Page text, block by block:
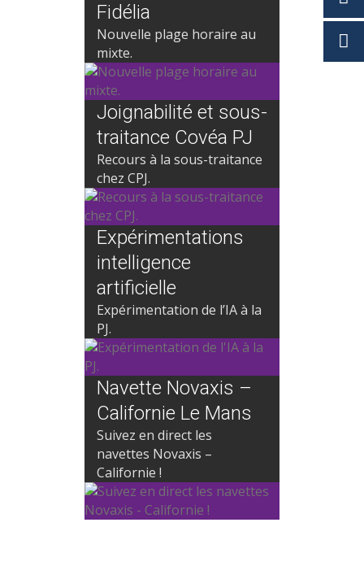
Fidélia
Nouvelle plage horaire au
mixte.
Joignabilité et sous-
traitance Covéa PJ
Recours à la sous-traitance
chez CPJ.
Expérimentations
intelligence
artificielle
Expérimentation de l’IA à la
PJ.
Navette Novaxis –
Californie Le Mans
Suivez en direct les
navettes Novaxis –
Californie !